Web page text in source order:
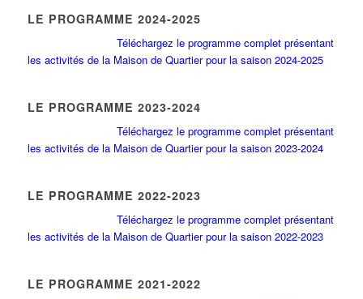
LE PROGRAMME 2024-2025
Téléchargez le programme complet présentant
les activités de la Maison de Quartier pour la saison 2024-2025
LE PROGRAMME 2023-2024
Téléchargez le programme complet présentant
les activités de la Maison de Quartier pour la saison 2023-2024
LE PROGRAMME 2022-2023
Téléchargez le programme complet présentant
les activités de la Maison de Quartier pour la saison 2022-2023
LE PROGRAMME 2021-2022